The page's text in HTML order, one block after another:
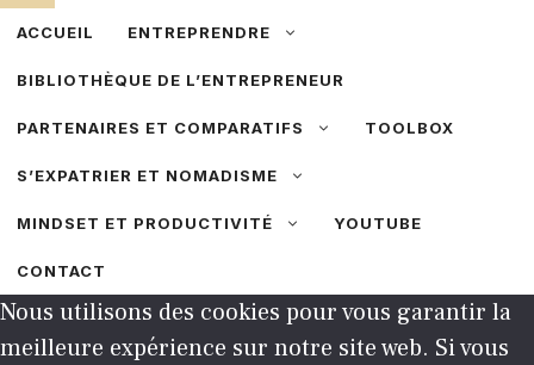
FERMER
ACCUEIL ENTREPRENDRE
BIBLIOTHÈQUE DE L’ENTREPRENEUR
PARTENAIRES ET COMPARATIFS TOOLBOX
S’EXPATRIER ET NOMADISME
MINDSET ET PRODUCTIVITÉ YOUTUBE
CONTACT
Nous utilisons des cookies pour vous garantir la
meilleure expérience sur notre site web. Si vous